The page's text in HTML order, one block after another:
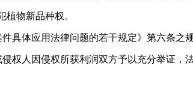
物新品种权。
体应用法律问题的若干规定》第六条之
权人因侵权所获利润双方予以充分举证，